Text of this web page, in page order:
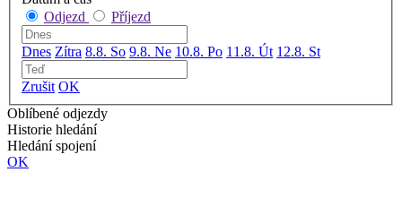
Odjezd
Příjezd
Dnes Zítra 8.8. So 9.8. Ne 10.8. Po 11.8. Út 12.8. St
Zrušit OK
Oblíbené odjezdy
Historie hledání
Hledání spojení
OK